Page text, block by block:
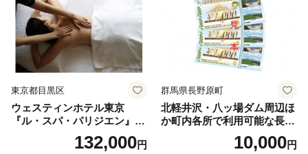
東京都目黒区
ウェスティンホテル東京
『ル・スパ・パリジエン』選
べるボディセラピー90分/1名
132,000円
群馬県長野原町
北軽井沢・八ッ場ダム周辺ほ
か町内各所で利用可能な長野
原町ふるさと感謝券（3,000
円分）【トラベル 観光 旅行
10,000円